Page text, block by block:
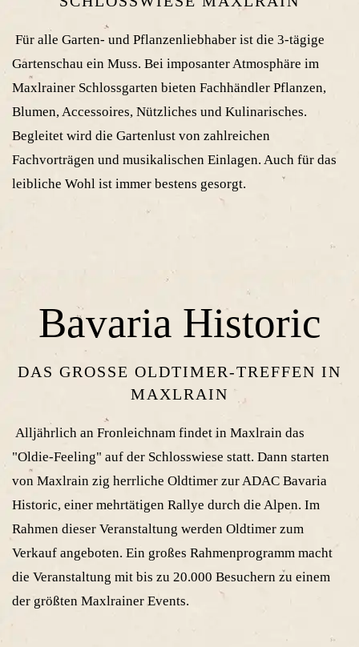
Für alle Garten- und Pflanzenliebhaber ist die 3-tägige
Gartenschau ein Muss. Bei imposanter Atmosphäre im
Maxlrainer Schlossgarten bieten Fachhändler Pflanzen,
Blumen, Accessoires, Nützliches und Kulinarisches.
Begleitet wird die Gartenlust von zahlreichen
Fachvorträgen und musikalischen Einlagen. Auch für das
leibliche Wohl ist immer bestens gesorgt.
Bavaria Historic
DAS GROSSE OLDTIMER-TREFFEN IN M
AXLRAIN
Alljährlich an Fronleichnam findet in Maxlrain das
"Oldie-Feeling" auf der Schlosswiese statt. Dann starten
von Maxlrain zig herrliche Oldtimer zur ADAC Bavaria
Historic, einer mehrtätigen Rallye durch die Alpen. Im
Rahmen dieser Veranstaltung werden Oldtimer zum
Verkauf angeboten. Ein großes Rahmenprogramm macht
die Veranstaltung mit bis zu 20.000 Besuchern zu einem
der größten Maxlrainer Events.